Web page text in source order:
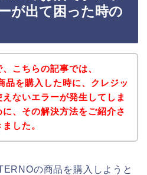
が出て困った時の
こちらの記事では、
品を購入した時に、クレジッ
えないエラーが発生してしま
に、その解決方法をご紹介さ
した。
の商品を購入しようと